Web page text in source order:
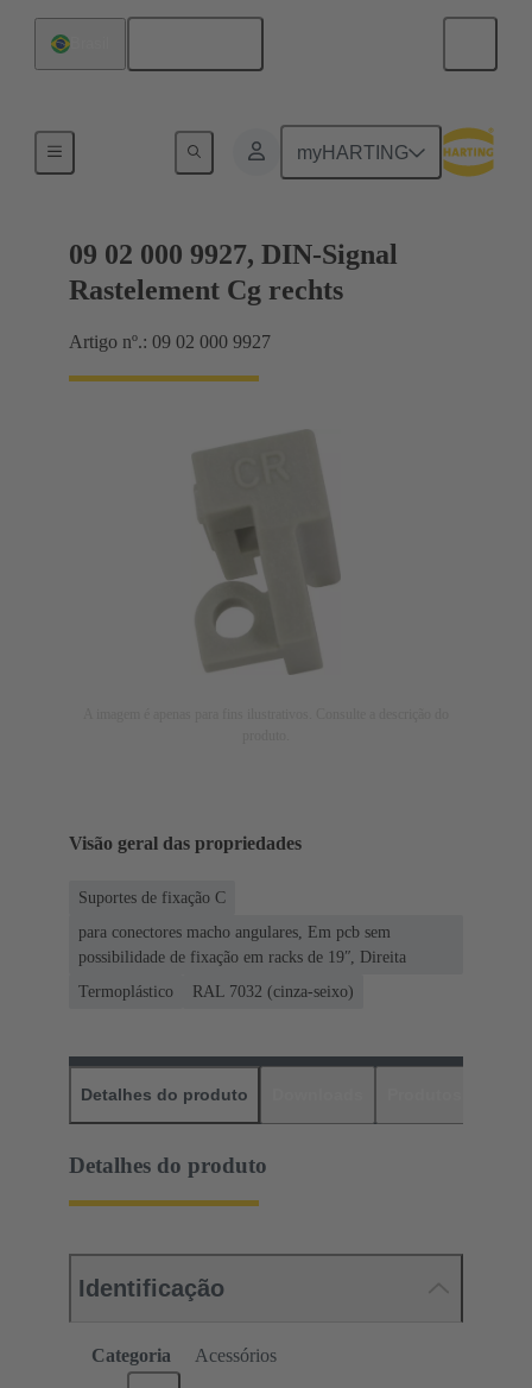
myHARTING
09 02 000 9927, DIN-Signal
Rastelement Cg rechts
Artigo nº.: 09 02 000 9927
Visão geral das propriedades
Suportes de fixação C
para conectores macho angulares, Em pcb sem
possibilidade de fixação em racks de 19ʺ, Direita
Termoplástico
RAL 7032 (cinza-seixo)
Detalhes do produto
Detalhes do produto
Identificação
Categoria Acessórios